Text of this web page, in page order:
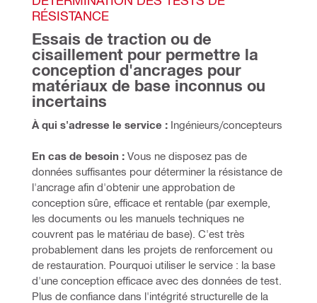
RÉSISTANCE
Essais de traction ou de
cisaillement pour permettre la
conception d'ancrages pour
matériaux de base inconnus ou
incertains
À qui s'adresse le service : Ingénieurs/concepteurs
En cas de besoin : Vous ne disposez pas de
données suffisantes pour déterminer la résistance de
l'ancrage afin d'obtenir une approbation de
conception sûre, efficace et rentable (par exemple,
les documents ou les manuels techniques ne
couvrent pas le matériau de base). C'est très
probablement dans les projets de renforcement ou
de restauration. Pourquoi utiliser le service : la base
d'une conception efficace avec des données de test.
Plus de confiance dans l'intégrité structurelle de la